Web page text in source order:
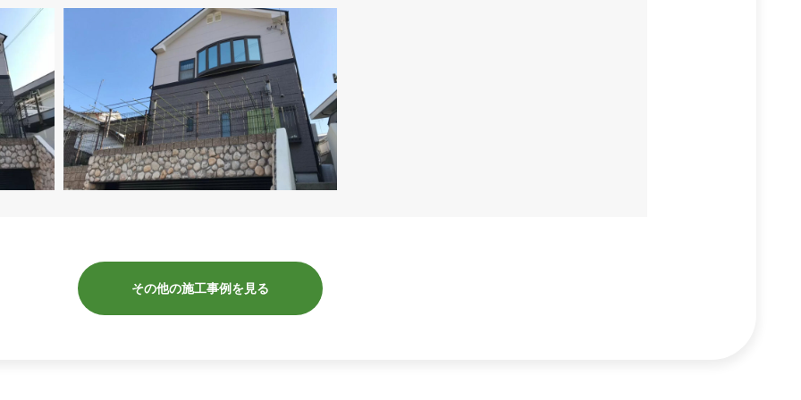
その他の施工事例を見る